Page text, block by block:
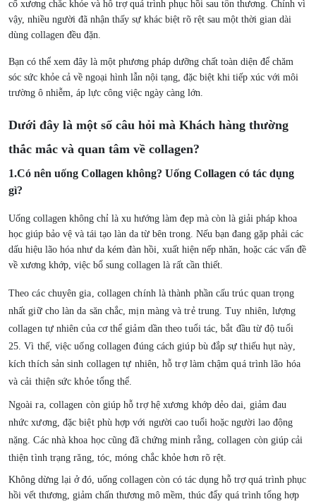
cố xương chắc khỏe và hỗ trợ quá trình phục hồi sau tổn thương. Chính vì
vậy, nhiều người đã nhận thấy sự khác biệt rõ rệt sau một thời gian dài
dùng collagen đều đặn.
Bạn có thể xem đây là một phương pháp dưỡng chất toàn diện để chăm
sóc sức khỏe cả về ngoại hình lẫn nội tạng, đặc biệt khi tiếp xúc với môi
trường ô nhiễm, áp lực công việc ngày càng lớn.
Dưới đây là một số câu hỏi mà Khách hàng thường
thắc mắc và quan tâm về collagen?
1.Có nên uống Collagen không? Uống Collagen có tác dụng
gì?
Uống collagen không chỉ là xu hướng làm đẹp mà còn là giải pháp khoa
học giúp bảo vệ và tái tạo làn da từ bên trong. Nếu bạn đang gặp phải các
dấu hiệu lão hóa như da kém đàn hồi, xuất hiện nếp nhăn, hoặc các vấn đề
về xương khớp, việc bổ sung collagen là rất cần thiết.
Theo các chuyên gia, collagen chính là thành phần cấu trúc quan trọng
nhất giữ cho làn da săn chắc, mịn màng và trẻ trung. Tuy nhiên, lượng
collagen tự nhiên của cơ thể giảm dần theo tuổi tác, bắt đầu từ độ tuổi
25. Vì thế, việc uống collagen đúng cách giúp bù đắp sự thiếu hụt này,
kích thích sản sinh collagen tự nhiên, hỗ trợ làm chậm quá trình lão hóa
và cải thiện sức khỏe tổng thể.
Ngoài ra, collagen còn giúp hỗ trợ hệ xương khớp dẻo dai, giảm đau
nhức xương, đặc biệt phù hợp với người cao tuổi hoặc người lao động
nặng. Các nhà khoa học cũng đã chứng minh rằng, collagen còn giúp cải
thiện tình trạng răng, tóc, móng chắc khỏe hơn rõ rệt.
Không dừng lại ở đó, uống collagen còn có tác dụng hỗ trợ quá trình phục
hồi vết thương, giảm chấn thương mô mềm, thúc đẩy quá trình tổng hợp